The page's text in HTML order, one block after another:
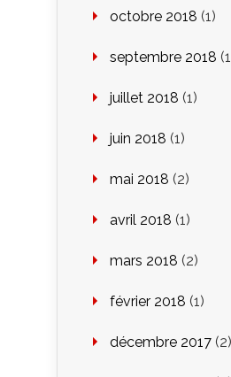
octobre 2018 (1)
septembre 2018
juillet 2018 (1)
juin 2018 (1)
mai 2018 (2)
avril 2018 (1)
mars 2018 (2)
février 2018 (1)
décembre 2017 (2)